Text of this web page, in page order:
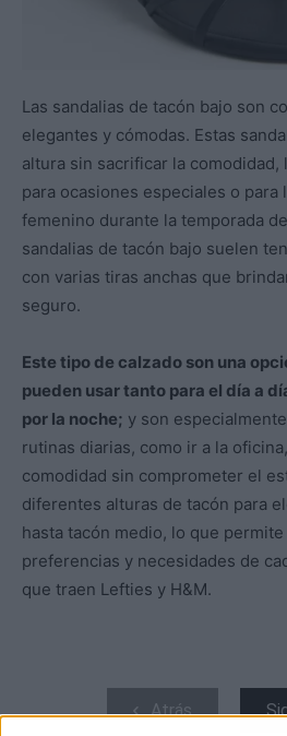
Las sandalias de tacón bajo son
elegantes y cómodas. Estas
altura sin sacrificar la comodidad,
para ocasiones especiales o
femenino durante la temporada
sandalias de tacón bajo suelen
con varias tiras anchas que
seguro.
Este tipo de calzado son una
pueden usar tanto para el día a
por la noche; y son
rutinas diarias, como ir a la
comodidad sin comprometer el
diferentes alturas de tacón para
hasta tacón medio, lo que permite
preferencias y necesidades de
que traen Lefties y H&M.
Atrás